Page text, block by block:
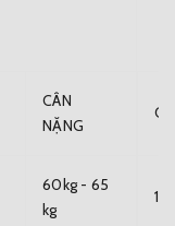
CÂN
NẶNG
60kg - 65
kg